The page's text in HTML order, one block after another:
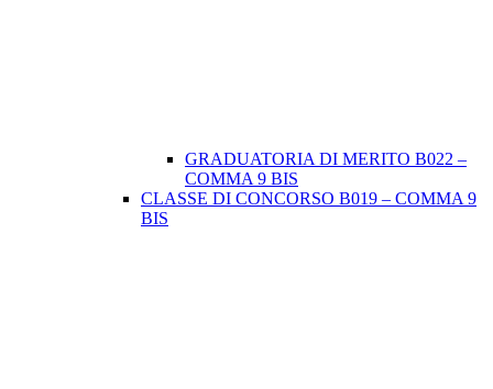
GRADUATORIA DI MERITO B022 –
COMMA 9 BIS
CLASSE DI CONCORSO B019 – COMMA 9
BIS